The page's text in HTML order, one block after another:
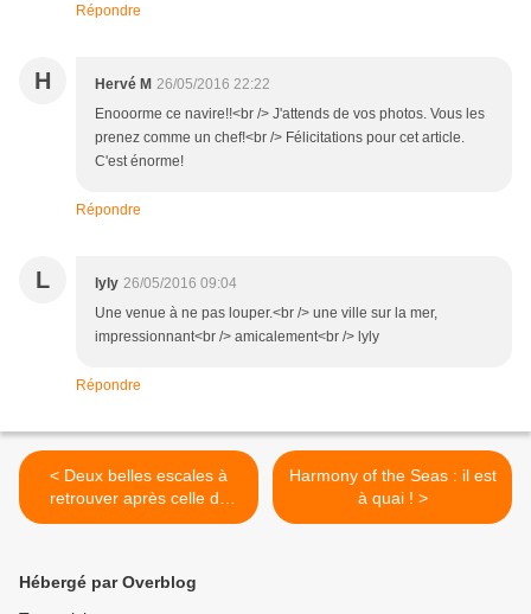
Répondre
H Hervé M 26/05/2016 22:22
Enooorme ce navire!!<br /> J'attends de vos photos. Vous les
prenez comme un chef!<br /> Félicitations pour cet article.
C'est énorme!
Répondre
L lyly 26/05/2016 09:04
Une venue à ne pas louper.<br /> une ville sur la mer,
impressionnant<br /> amicalement<br /> lyly
Répondre
< Deux belles escales à
retrouver après celle de
l'Harmony of the Seas
Harmony of the Seas : il est
à quai ! >
Hébergé par Overblog